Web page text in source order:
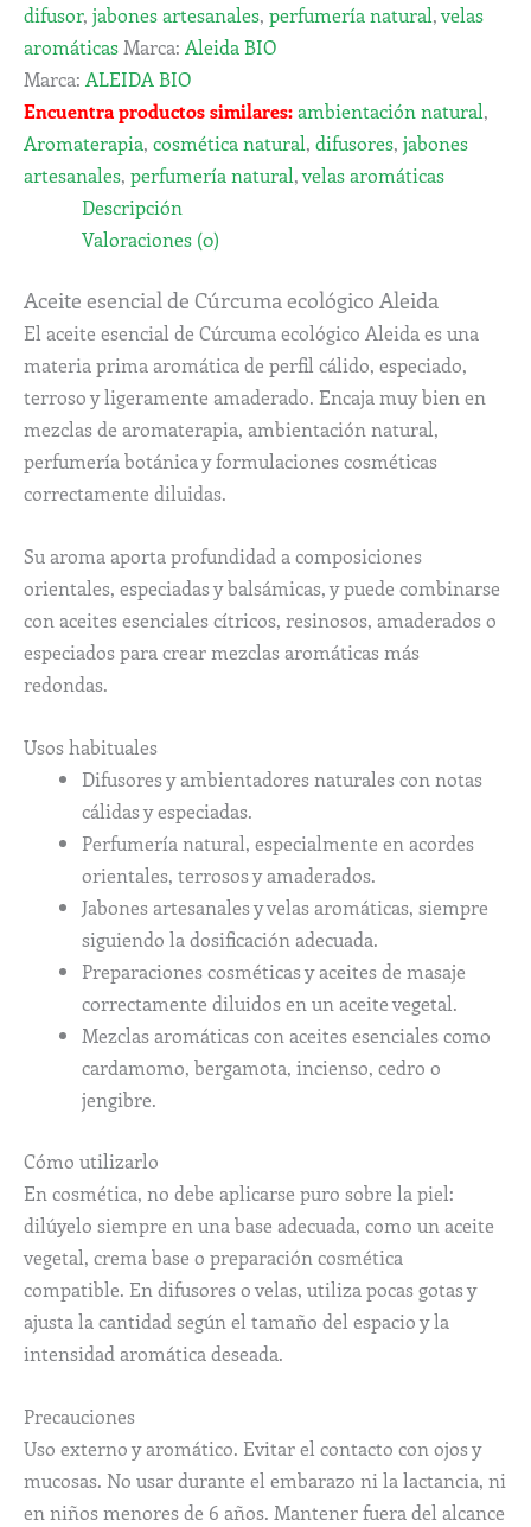
difusor, jabones artesanales, perfumería natural,velas
aromáticas Marca: Aleida BIO
Marca: ALEIDA BIO
Encuentra productos similares:ambientación natural,
Aromaterapia, cosmética natural, difusores, jabones
artesanales, perfumería natural,velas aromáticas
Descripción
Valoraciones (0)
Aceite esencial de Cúrcuma ecológico Aleida
El aceite esencial de Cúrcuma ecológico Aleida es una
materia prima aromática de perfil cálido, especiado,
terroso y ligeramente amaderado. Encaja muy bien en
mezclas de aromaterapia, ambientación natural,
perfumería botánica y formulaciones cosméticas
correctamente diluidas.
Su aroma aporta profundidad a composiciones
orientales, especiadas y balsámicas, y puede combinarse
con aceites esenciales cítricos, resinosos, amaderados o
especiados para crear mezclas aromáticas más
redondas.
Usos habituales
Difusores y ambientadores naturales con notas
cálidas y especiadas.
Perfumería natural, especialmente en acordes
orientales, terrosos y amaderados.
Jabones artesanales y velas aromáticas, siempre
siguiendo la dosificación adecuada.
Preparaciones cosméticas y aceites de masaje
correctamente diluidos en un aceite vegetal.
Mezclas aromáticas con aceites esenciales como
cardamomo, bergamota, incienso, cedro o
jengibre.
Cómo utilizarlo
En cosmética, no debe aplicarse puro sobre la piel:
dilúyelo siempre en una base adecuada, como un aceite
vegetal, crema base o preparación cosmética
compatible. En difusores o velas, utiliza pocas gotas y
ajusta la cantidad según el tamaño del espacio y la
intensidad aromática deseada.
Precauciones
Uso externo y aromático. Evitar el contacto con ojos y
mucosas. No usar durante el embarazo ni la lactancia, ni
en niños menores de 6 años. Mantener fuera del alcance